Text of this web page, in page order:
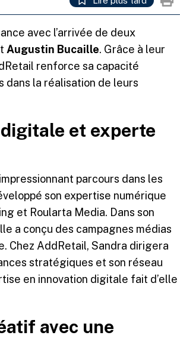
avec l’arrivée de deux
Augustin Bucaille. Grâce à leur
renforce sa capacité
dans la réalisation de leurs
et experte
parcours dans les
son expertise numérique
et Roularta Media. Dans son
a conçu des campagnes médias
Chez AddRetail, Sandra dirigera
stratégiques et son réseau
en innovation digitale fait d’elle
avec une